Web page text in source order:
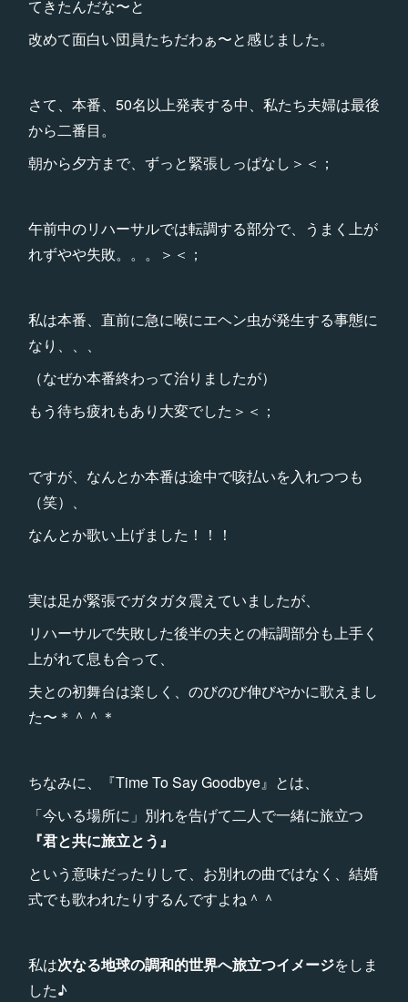
てきたんだな〜と
改めて面白い団員たちだわぁ〜と感じました。
さて、本番、50名以上発表する中、私たち夫婦は最後
から二番目。
朝から夕方まで、ずっと緊張しっぱなし＞＜；
午前中のリハーサルでは転調する部分で、うまく上が
れずやや失敗。。。＞＜；
私は本番、直前に急に喉にエヘン虫が発生する事態に
なり、、、
（なぜか本番終わって治りましたが）
もう待ち疲れもあり大変でした＞＜；
ですが、なんとか本番は途中で咳払いを入れつつも
（笑）、
なんとか歌い上げました！！！
実は足が緊張でガタガタ震えていましたが、
リハーサルで失敗した後半の夫との転調部分も上手く
上がれて息も合って、
夫との初舞台は楽しく、のびのび伸びやかに歌えまし
た〜＊＾＾＊
ちなみに、『Time To Say Goodbye』とは、
「今いる場所に」別れを告げて二人で一緒に旅立つ
『君と共に旅立とう』
という意味だったりして、お別れの曲ではなく、結婚
式でも歌われたりするんですよね＾＾
私は次なる地球の調和的世界へ旅立つイメージをしま
した♪